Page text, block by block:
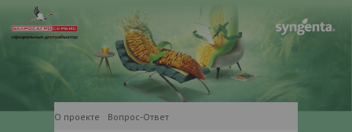
О проекте Вопрос-Ответ